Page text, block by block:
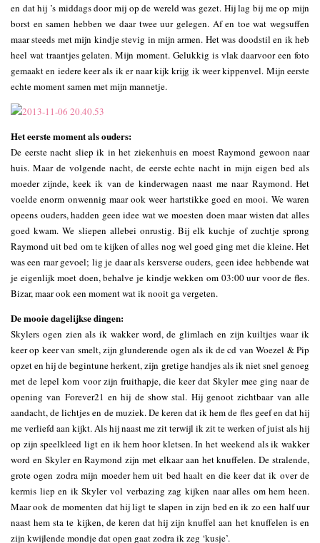
en dat hij ’s middags door mij op de wereld was gezet. Hij lag bij me op mijn
borst en samen hebben we daar twee uur gelegen. Af en toe wat wegsuffen
maar steeds met mijn kindje stevig in mijn armen. Het was doodstil en ik heb
heel wat traantjes gelaten. Mijn moment. Gelukkig is vlak daarvoor een foto
gemaakt en iedere keer als ik er naar kijk krijg ik weer kippenvel. Mijn eerste
echte moment samen met mijn mannetje.
Het eerste moment als ouders:
De eerste nacht sliep ik in het ziekenhuis en moest Raymond gewoon naar
huis. Maar de volgende nacht, de eerste echte nacht in mijn eigen bed als
moeder zijnde, keek ik van de kinderwagen naast me naar Raymond. Het
voelde enorm onwennig maar ook weer hartstikke goed en mooi. We waren
opeens ouders, hadden geen idee wat we moesten doen maar wisten dat alles
goed kwam. We sliepen allebei onrustig. Bij elk kuchje of zuchtje sprong
Raymond uit bed om te kijken of alles nog wel goed ging met die kleine. Het
was een raar gevoel; lig je daar als kersverse ouders, geen idee hebbende wat
je eigenlijk moet doen, behalve je kindje wekken om 03:00 uur voor de fles.
Bizar, maar ook een moment wat ik nooit ga vergeten.
De mooie dagelijkse dingen:
Skylers ogen zien als ik wakker word, de glimlach en zijn kuiltjes waar ik
keer op keer van smelt, zijn glunderende ogen als ik de cd van Woezel & Pip
opzet en hij de begintune herkent, zijn gretige handjes als ik niet snel genoeg
met de lepel kom voor zijn fruithapje, die keer dat Skyler mee ging naar de
opening van Forever21 en hij de show stal. Hij genoot zichtbaar van alle
aandacht, de lichtjes en de muziek. De keren dat ik hem de fles geef en dat hij
me verliefd aan kijkt. Als hij naast me zit terwijl ik zit te werken of juist als hij
op zijn speelkleed ligt en ik hem hoor kletsen. In het weekend als ik wakker
word en Skyler en Raymond zijn met elkaar aan het knuffelen. De stralende,
grote ogen zodra mijn moeder hem uit bed haalt en die keer dat ik over de
kermis liep en ik Skyler vol verbazing zag kijken naar alles om hem heen.
Maar ook de momenten dat hij ligt te slapen in zijn bed en ik zo een half uur
naast hem sta te kijken, de keren dat hij zijn knuffel aan het knuffelen is en
zijn kwijlende mondje dat open gaat zodra ik zeg ‘kusje’.